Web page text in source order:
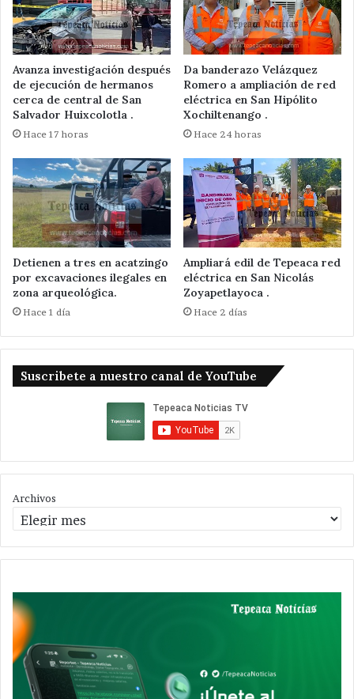
Avanza investigación después
de ejecución de hermanos
cerca de central de San
Salvador Huixcolotla .
Hace 17 horas
Da banderazo Velázquez
Romero a ampliación de red
eléctrica en San Hipólito
Xochiltenango .
Hace 24 horas
Detienen a tres en acatzingo
por excavaciones ilegales en
zona arqueológica.
Hace 1 día
Ampliará edil de Tepeaca red
eléctrica en San Nicolás
Zoyapetlayoca .
Hace 2 días
Suscribete a nuestro canal de YouTube
Archivos